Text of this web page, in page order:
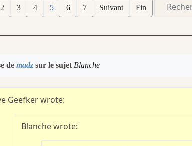
2 3 4 5 6 7 Suivant Fin
de madzsur le sujet Blanche
Geefker wrote:
Blanche wrote: